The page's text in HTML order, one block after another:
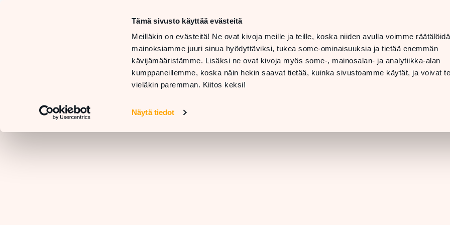
Tämä sivusto käyttää evästeitä
Meilläkin on evästeitä! Ne ovat kivoja meille ja teille, koska niiden avulla voimme
mainoksiamme juuri sinua hyödyttäviksi, tukea some-ominaisuuksia ja tietää enemmän
kävijämääristämme. Lisäksi ne ovat kivoja myös some-, mainosalan- ja analytiikka-alan
kumppaneillemme, koska näin hekin saavat tietää, kuinka sivustoamme käytät, ja voivat
vieläkin paremman. Kiitos keksi!
Näytä tiedot
10 AM – 08 PM
11 AM – 07 PM
RESTAURANTS
GETTING
HERE &
INFO